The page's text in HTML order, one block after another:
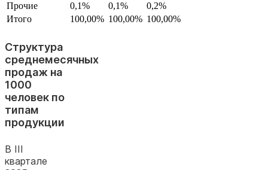
Прочие
0,1% 0,1%
0,2%
Итого
100,00% 100,00% 100,00%
Структура
среднемесячных
продаж на
1000
человек по
типам
продукции
В III
квартале